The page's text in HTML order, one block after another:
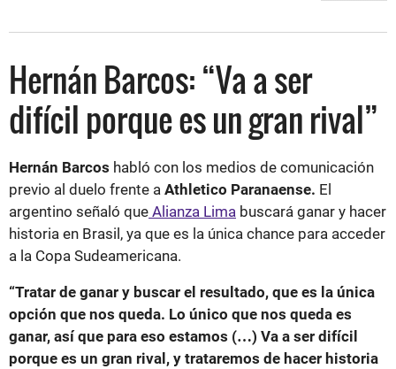
Hernán Barcos: “Va a ser
difícil porque es un gran rival”
Hernán Barcos habló con los medios de comunicación
previo al duelo frente a Athletico Paranaense. El
argentino señaló que Alianza Lima buscará ganar y hacer
historia en Brasil, ya que es la única chance para acceder
a la Copa Sudeamericana.
“Tratar de ganar y buscar el resultado, que es la única
opción que nos queda. Lo único que nos queda es
ganar, así que para eso estamos (…) Va a ser difícil
porque es un gran rival, y trataremos de hacer historia